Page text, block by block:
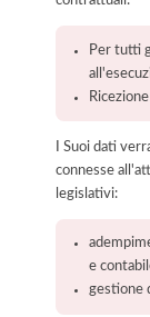
Per tutti
I Suoi dati
connesse
legislativi:
e
gestione